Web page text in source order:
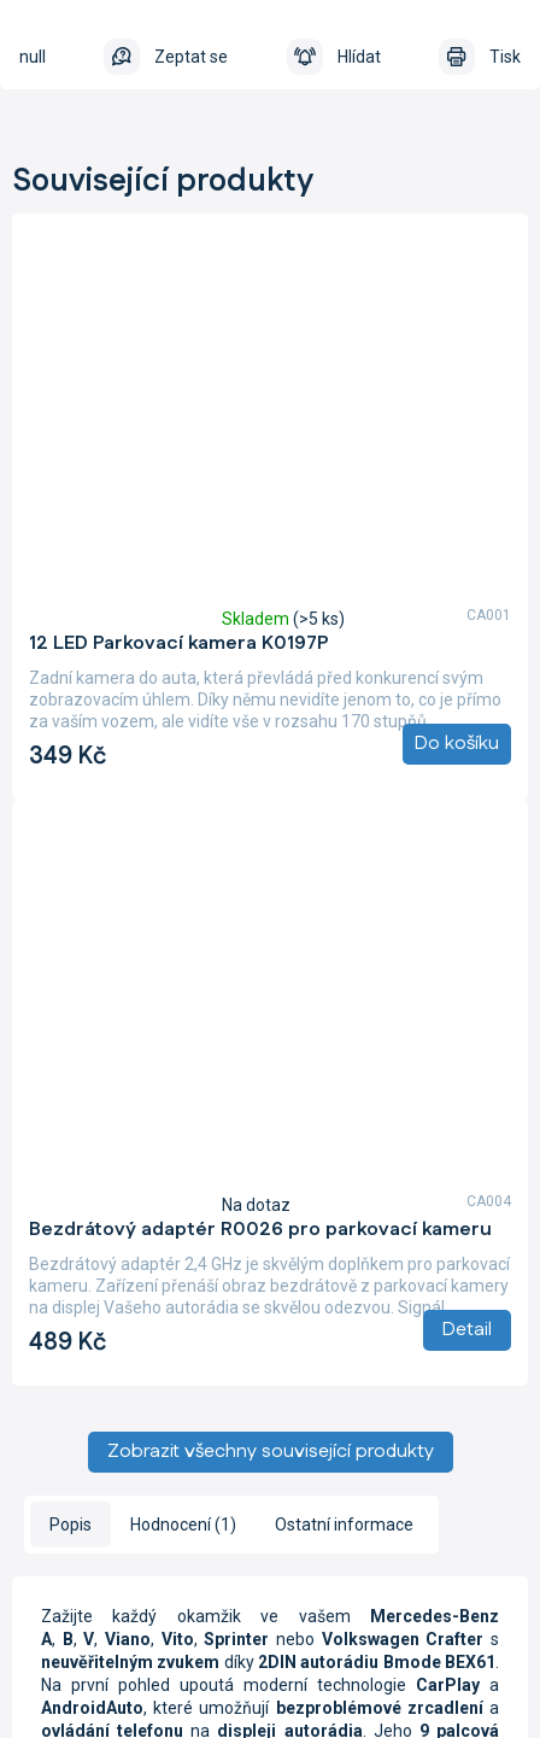
Tisk
Zeptat se Hlídat
null
Související produkty
12 LED Parkovací kamera K0197P
hodnocení
produktu
5,0
5
Skladem (>5 ks)
349 Kč Do košíku
Zadní kamera do auta, která převládá před konkurencí svým
zobrazovacím úhlem. Díky němu nevidíte jenom to, co je přímo
za vaším vozem, ale vidíte vše v rozsahu 170 stupňů....
CA001
Bezdrátový adaptér R0026 pro parkovací kameru
hodnocení
produktu
je
4,9
5
Na dotaz
489 Kč Detail
Bezdrátový adaptér 2,4 GHz je skvělým doplňkem pro parkovací
kameru. Zařízení přenáší obraz bezdrátově z parkovací kamery
na displej Vašeho autorádia se skvělou odezvou. Signál...
CA004
Zobrazit všechny související produkty
Popis Hodnocení (1) Ostatní informace
Zažijte každý okamžik ve vašem
Mercedes-Benz
A, B, V, Viano, Vito, Sprinter nebo Volkswagen Crafter s
neuvěřitelným zvukem díky 2DIN autorádiu Bmode BEX61
Na první pohled upoutá moderní technologie CarPlay a
AndroidAuto, které umožňují bezproblémové zrcadlenía
ovládání telefonu na displeji autorádia . Jeho 9 palcová